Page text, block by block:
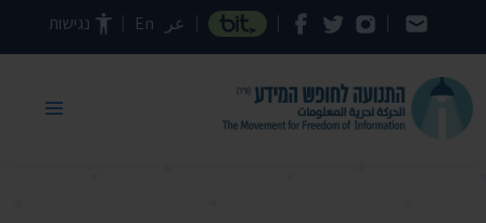
דילוג לתוכן העמוד عر En נגישות